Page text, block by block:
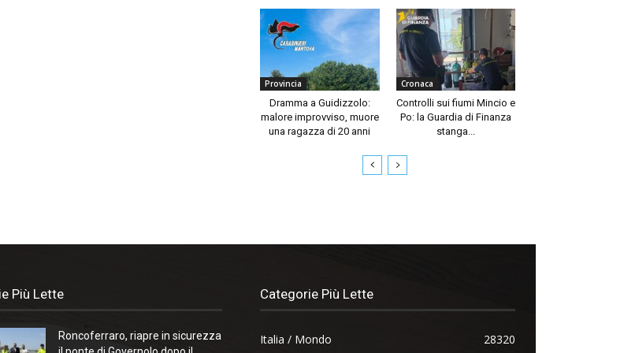
Provincia
Dramma a Guidizzolo:
malore improvviso, muore
una ragazza di 20 anni
Cronaca
Controlli sui fiumi Mincio e
Po: la Guardia di Finanza
stanga...
Più Lette
Roncoferraro, riapre in sicurezza
Categorie Più Lette
Italia / Mondo 28320